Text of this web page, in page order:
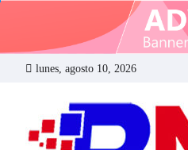
lunes, agosto 10, 2026